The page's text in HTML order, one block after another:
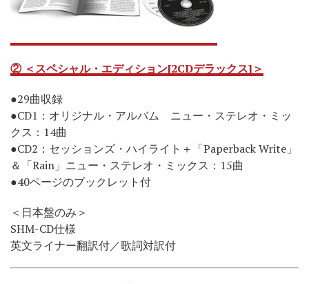
② ＜スペシャル・エディション[2CDデラックス]＞
●29曲収録
●CD1：オリジナル・アルバム ニュー・ステレオ・ミッ
クス：14曲
●CD2：セッションズ・ハイライト＋「Paperback Write」
＆「Rain」ニュー・ステレオ・ミックス：15曲
●40ページのブックレット付
＜日本盤のみ＞
SHM-CD仕様
英文ライナー翻訳付／歌詞対訳付